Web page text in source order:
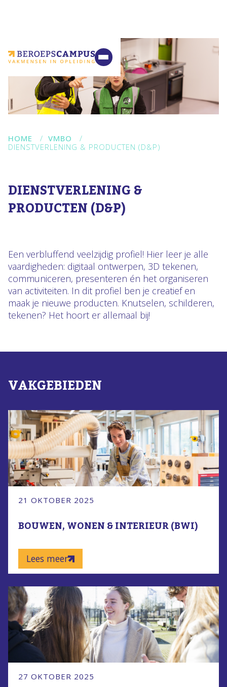
Contact
HOME / VMBO /
DIENSTVERLENING & PRODUCTEN (D&P)
DIENSTVERLENING &
PRODUCTEN (D&P)
Een verbluffend veelzijdig profiel! Hier leer je alle
vaardigheden: digitaal ontwerpen, 3D tekenen,
communiceren, presenteren én het organiseren
van activiteiten. In dit profiel ben je creatief en
maak je nieuwe producten. Knutselen, schilderen,
tekenen? Het hoort er allemaal bij!
VAKGEBIEDEN
21 OKTOBER 2025
BOUWEN, WONEN & INTERIEUR (BWI)
Lees meer
27 OKTOBER 2025